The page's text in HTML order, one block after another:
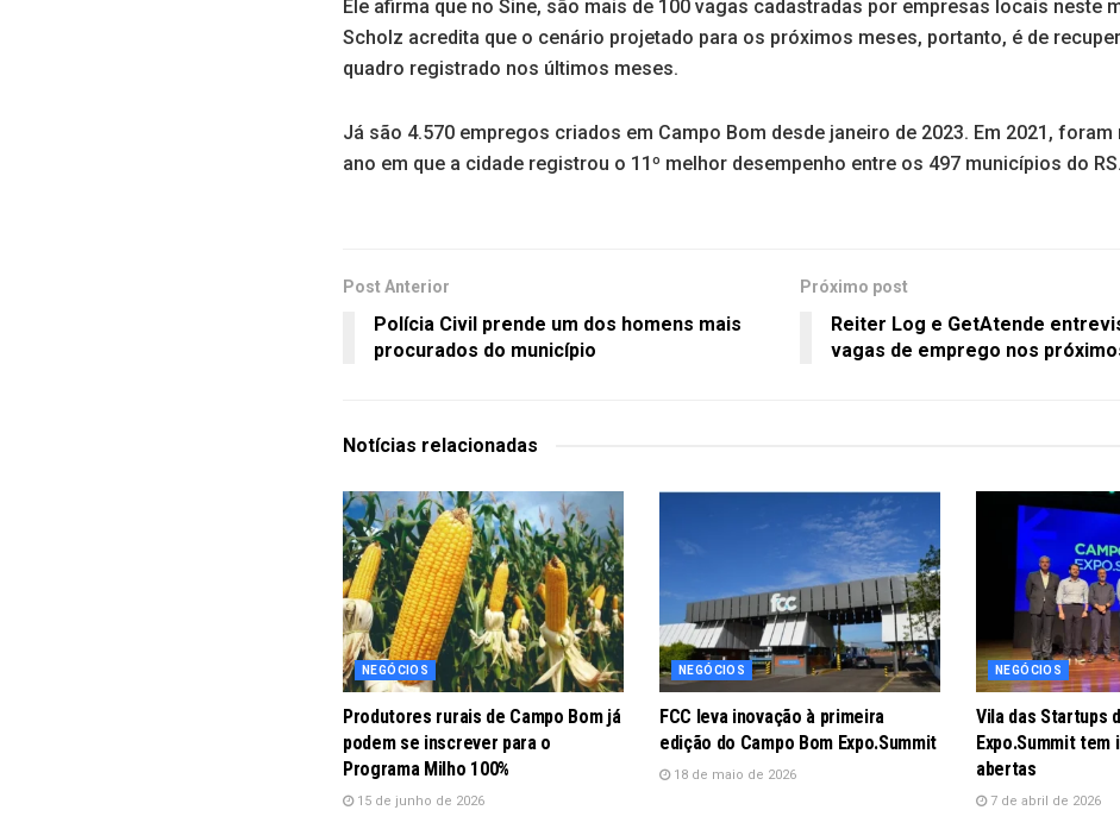
Ele afirma que no Sine, são mais de 100 vagas cadastradas por empresas locais neste
Scholz acredita que o cenário projetado para os próximos meses, portanto, é de
quadro registrado nos últimos meses.
Já são 4.570 empregos criados em Campo Bom desde janeiro de 2023. Em 2021, foram
ano em que a cidade registrou o 11º melhor desempenho entre os 497 municípios do RS.
Post Anterior
Polícia Civil prende um dos homens mais
procurados do município
Próximo post
Reiter Log e GetAtende
vagas de emprego nos
Notícias relacionadas
NEGÓCIOS
Produtores rurais de Campo Bom já
podem se inscrever para o
Programa Milho 100%
15 de junho de 2026
NEGÓCIOS
FCC leva inovação à primeira
edição do Campo Bom Expo.Summit
18 de maio de 2026
NEGÓCIOS
Vila das Startups
Expo.Summit tem
abertas
7 de abril de 2026